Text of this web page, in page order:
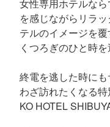
女性専用ホテルなら
を感じながらリラ
テルのイメージを
くつろぎのひと時
終電を逃した時に
わざ訪れたくなる
KO HOTEL